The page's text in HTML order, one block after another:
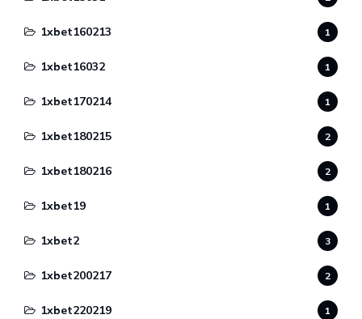
1xbet160213 1
1xbet16032 1
1xbet170214 1
1xbet180215 2
1xbet180216 2
1xbet19 1
1xbet2 3
1xbet200217 2
1xbet220219 1